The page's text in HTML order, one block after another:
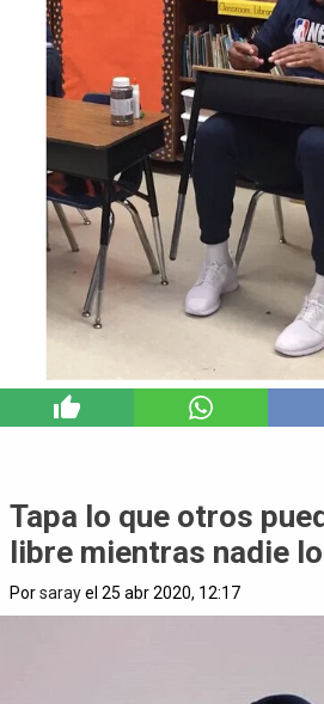
Tapa lo que otros
libre mientras nadie
Porsarayel 25 abr 2020, 12:17